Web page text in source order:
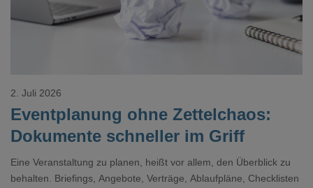
Eventplanung ohne Zettelchaos:
Dokumente schneller im Griff
2. Juli 2026
Eine Veranstaltung zu planen, heißt vor allem, den Überblick zu
behalten. Briefings, Angebote, Verträge, Ablaufpläne, Checklisten